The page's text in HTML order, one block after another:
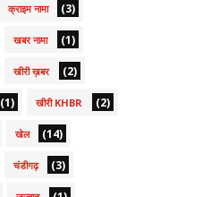
क्राइम नामा (3)
खबर नामा (1)
खीरी ख़बर (2)
(1) खीरी KHBR (2)
खेल (14)
चंडीगढ़ (3)